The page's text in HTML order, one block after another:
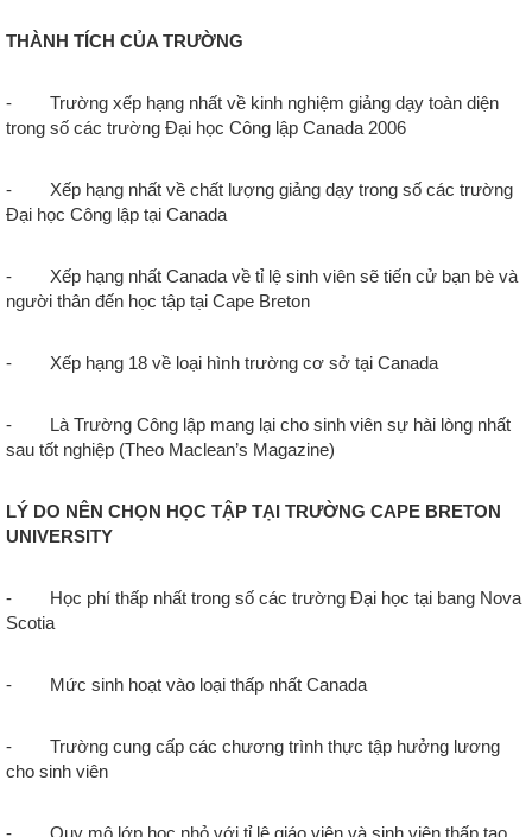
THÀNH TÍCH CỦA TRƯỜNG
- Trường xếp hạng nhất về kinh nghiệm giảng dạy toàn diện
trong số các trường Đại học Công lập Canada 2006
- Xếp hạng nhất về chất lượng giảng dạy trong số các trường
Đại học Công lập tại Canada
- Xếp hạng nhất Canada về tỉ lệ sinh viên sẽ tiến cử bạn bè và
người thân đến học tập tại Cape Breton
- Xếp hạng 18 về loại hình trường cơ sở tại Canada
- Là Trường Công lập mang lại cho sinh viên sự hài lòng nhất
sau tốt nghiệp (Theo Maclean’s Magazine)
LÝ DO NÊN CHỌN HỌC TẬP TẠI TRƯỜNG CAPE BRETON
UNIVERSITY
- Học phí thấp nhất trong số các trường Đại học tại bang Nova
Scotia
- Mức sinh hoạt vào loại thấp nhất Canada
- Trường cung cấp các chương trình thực tập hưởng lương
cho sinh viên